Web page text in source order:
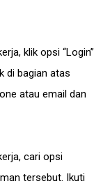
klik opsi “Login”
di bagian atas
atau email dan
cari opsi
tersebut. Ikuti